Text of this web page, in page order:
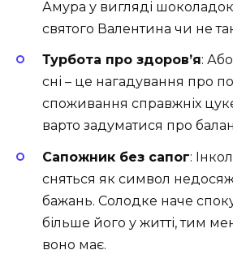
Амура у вигляді
святого Валентина чи не
Турбота про здоров’я:
сні – це нагадування про
споживання справжніх
варто задуматися про
Сапожник без сапог:
сняться як символ
бажань. Солодке наче
більше його у житті, тим
воно має.